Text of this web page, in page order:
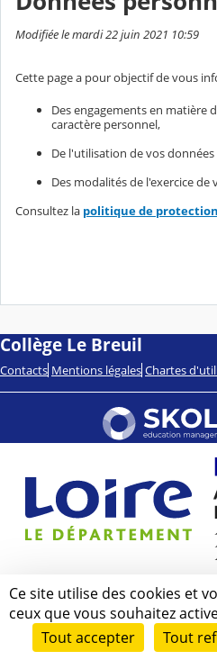
Modifiée le mardi 22 juin 2021 10:59
Cette page a pour objectif de vous
Des engagements en matière
caractère personnel,
De l'utilisation de vos
Des modalités de l'exercice de
Consultez la politique de
Collège Le Breuil
Contacts Mentions légales Chartes
Ce site utilise des cookies et
ceux que vous souhaitez
Tout accepter
Tout